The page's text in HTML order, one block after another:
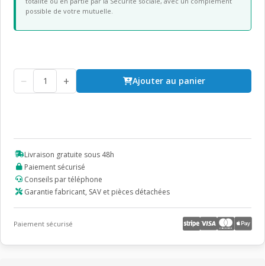
possible de votre mutuelle.
− + Ajouter au panier
Livraison gratuite sous 48h
Paiement sécurisé
Conseils par téléphone
Garantie fabricant, SAV et pièces détachées
Paiement sécurisé